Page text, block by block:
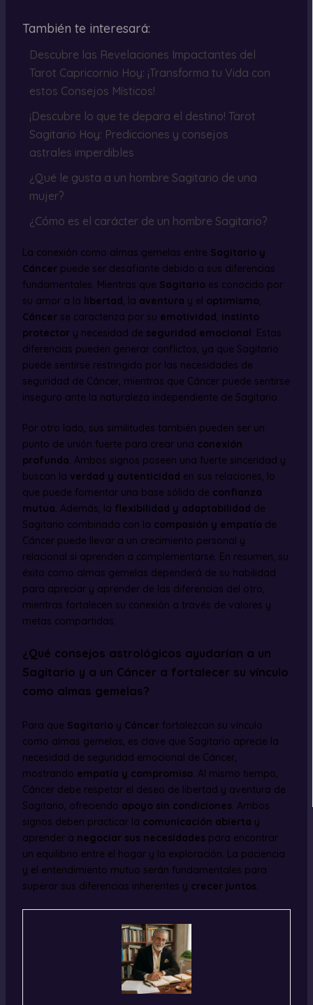
También te interesará:
Descubre las Revelaciones Impactantes del
Tarot Capricornio Hoy: ¡Transforma tu Vida con
estos Consejos Místicos!
¡Descubre lo que te depara el destino! Tarot
Sagitario Hoy: Predicciones y consejos
astrales imperdibles
¿Qué le gusta a un hombre Sagitario de una
mujer?
¿Cómo es el carácter de un hombre Sagitario?
La conexión como almas gemelas entre Sagitario y
Cáncerpuede ser desafiante debido a sus diferencias
fundamentales. Mientras que Sagitarioes conocido por
su amor a la libertad, la aventura y el optimismo,
Cáncerse caracteriza por su emotividad, instinto
protectory necesidad de seguridad emocional. Estas
diferencias pueden generar conflictos, ya que Sagitario
puede sentirse restringido por las necesidades de
seguridad de Cáncer, mientras que Cáncer puede sentirse
inseguro ante la naturaleza independiente de Sagitario.
Por otro lado, sus similitudes también pueden ser un
punto de unión fuerte para crear una conexión
profunda. Ambos signos poseen una fuerte sinceridad y
buscan la verdad y autenticidad en sus relaciones, lo
que puede fomentar una base sólida de confianza
mutua. Además, la flexibilidad y adaptabilidad de
Sagitario combinada con la compasión y empatía de
Cáncer puede llevar a un crecimiento personal y
relacional si aprenden a complementarse. En resumen, su
éxito como almas gemelas dependerá de su habilidad
para apreciar y aprender de las diferencias del otro,
mientras fortalecen su conexión a través de valores y
metas compartidas.
¿Qué consejos astrológicos ayudarían a un
Sagitario y a un Cáncer a fortalecer su vínculo
como almas gemelas?
Para que Sagitarioy Cáncerfortalezcan su vínculo
como almas gemelas, es clave que Sagitario aprecie la
necesidad de seguridad emocional de Cáncer,
mostrando empatía y compromiso. Al mismo tiempo,
Cáncer debe respetar el deseo de libertad y aventura de
Sagitario, ofreciendo apoyo sin condiciones. Ambos
signos deben practicar la comunicación abierta y
aprender a negociar sus necesidadespara encontrar
un equilibrio entre el hogar y la exploración. La paciencia
y el entendimiento mutuo serán fundamentales para
superar sus diferencias inherentes y crecer juntos.